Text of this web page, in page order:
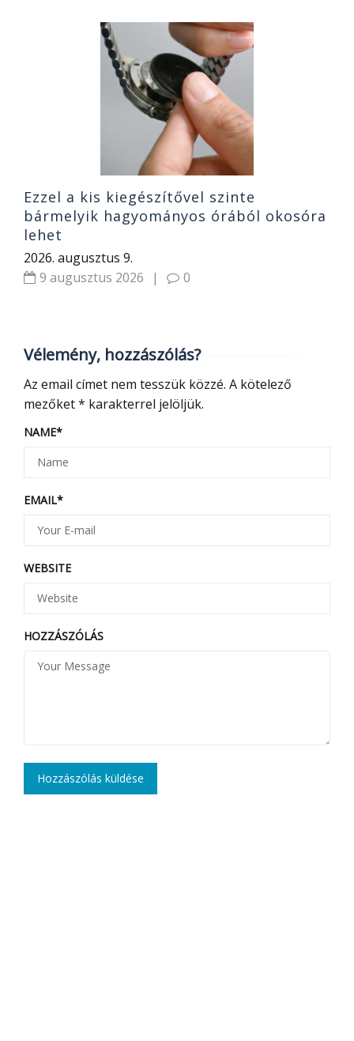
Ezzel a kis kiegészítővel szinte
bármelyik hagyományos órából okosóra
lehet
2026. augusztus 9.
9 augusztus 2026
| 0
Vélemény, hozzászólás?
Az email címet nem tesszük közzé. A kötelező
mezőket* karakterrel jelöljük.
NAME*
EMAIL*
WEBSITE
HOZZÁSZÓLÁS